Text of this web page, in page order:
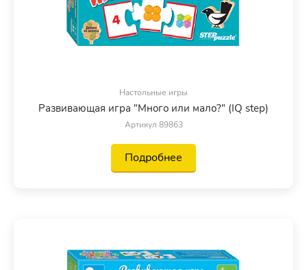
Настольные игры
Развивающая игра "Много или мало?" (IQ step)
Артикул 89863
Подробнее